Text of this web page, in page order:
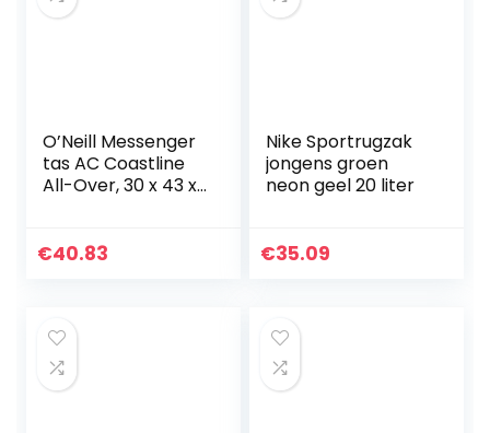
O’Neill Messenger
tas AC Coastline
All-Over, 30 x 43 x
€40.83
Nike Sportrugzak
jongens groen
neon geel 20 liter
€35.09